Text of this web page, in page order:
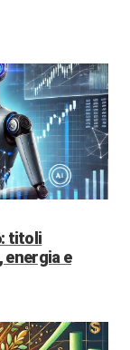
titoli
e